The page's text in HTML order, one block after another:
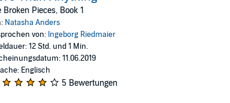
way back to each other, or are the barriers between
Inc., all rights reserved.
Broken Pieces, Book 1
Natasha Anders
von: Ingeborg Riedmaier
12 Std. und 1 Min.
11.06.2019
Englisch
5 Bewertungen